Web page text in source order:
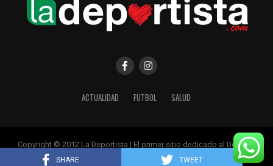
SHARE TWEET
ACTUALIDAD FUTBOL SALUD
Copyright © 2012 La Deportista | El primer sitio dedicado al Deporte